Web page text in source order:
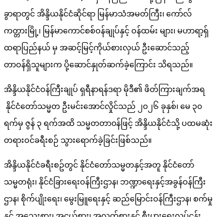
ခွာရာတွင် အိန္ဒိယနိုင်ငံဆိုင်ရာ မြန်မာသံအမတ်ကြီး၊ ကော်လ်
ကတ္တားမြို့၊ မြန်မာကောင်စစ်ဝန်ချုပ်နှင့် ဝန်ထမ်း များ၊ မဟာရာ့ရှ်
ထရာပြည်နယ် မှ အဆင့်မြင့်ကိုယ်စားလှယ် ဦးဆောင်သည့်
တာဝန်ရှိသူများက ပို့ဆောင်နှုတ်ဆက်ခဲ့​ကြောင်း သိရသည်။
အိန္ဒိယနိုင်ငံဝန်ကြီးချုပ် ရှရီနာရန်ဒရာ မိုဒီ၏ ဖိတ်ကြားချက်အရ
နိုင်ငံတော်သမ္မတ ဦးမင်းအောင်လှိုင်သည် ၂၀၂၆ ခုနှစ်၊ မေ ၃၀
ရက်မှ ဇွန် ၃ ရက်အထိ သမ္မတတာ၀န်ဖြင့် အိန္ဒိယနိုင်ငံသို့ ပထမဆုံး
တရားဝင်ခရီးစဉ် သွားရောက်​ခဲ့ခြင်းဖြစ်သည်။
အိန္ဒိယနိုင်ငံခရီးစဥ်တွင် နိုင်ငံတော်သမ္မတနှင့်အတူ နိုင်ငံတော်
သမ္မတရုံး၊ နိုင်ငံခြားရေးဝန်ကြီးဌာန၊ ဘဏ္ဍာရေးနှင့်အခွန်ဝန်ကြီး
ဌာန၊ စိုက်ပျိုးရေး၊ မွေးမြူရေးနှင့် ဆည်မြောင်းဝန်ကြီးဌာန၊ စက်မှု